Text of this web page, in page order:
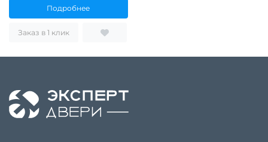
Подробнее
Заказ в 1 клик